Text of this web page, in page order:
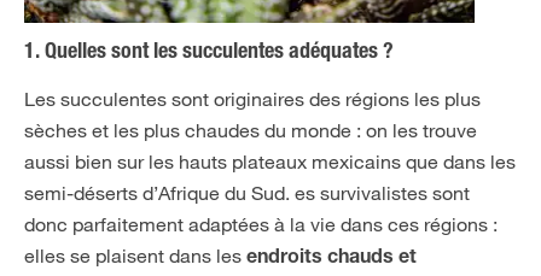
1. Quelles sont les succulentes adéquates ?
Les succulentes sont originaires des régions les plus
sèches et les plus chaudes du monde : on les trouve
aussi bien sur les hauts plateaux mexicains que dans les
semi-déserts d’Afrique du Sud. es survivalistes sont
donc parfaitement adaptées à la vie dans ces régions :
elles se plaisent dans les endroits chauds et